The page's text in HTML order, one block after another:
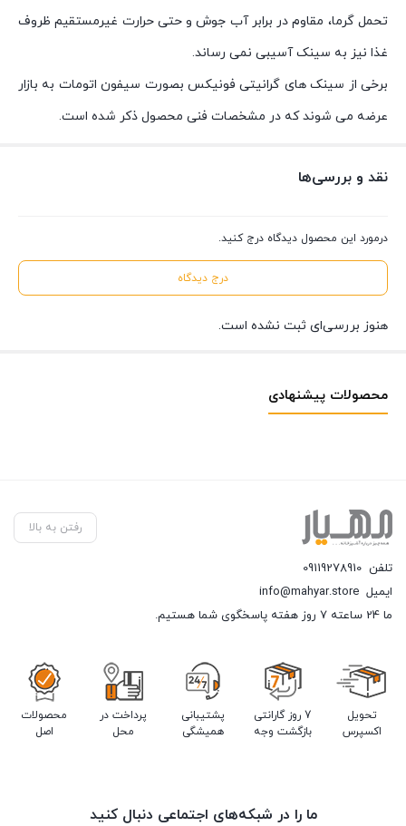
تحمل گرما، مقاوم در برابر آب جوش و حتی حرارت غیرمستقیم ظروف
غذا نیز به سینک آسیبی نمی رساند.
برخی از سینک های گرانیتی فونیکس بصورت سیفون اتومات به بازار
عرضه می شوند که در مشخصات فنی محصول ذکر شده است.
نقد و بررسی‌ها
درمورد این محصول دیدگاه درج کنید.
درج دیدگاه
هنوز بررسی‌ای ثبت نشده است.
محصولات پیشنهادی
رفتن به بالا
تلفن 09119278910
ایمیل info@mahyar.store
ما 24 ساعته 7 روز هفته پاسخگوی شما هستیم.
تحویل
اکسپرس
7 روز گارانتی
بازگشت وجه
پشتیبانی
همیشگی
پرداخت در
محل
محصولات
اصل
ما را در شبکه‌های اجتماعی دنبال کنید